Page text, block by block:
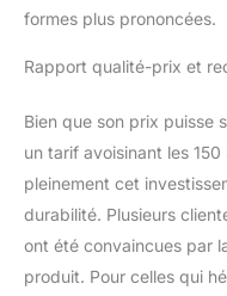
formes plus prononcées.
Rapport qualité-prix et
Bien que son prix puisse
un tarif avoisinant les
pleinement cet
durabilité. Plusieurs
ont été convaincues par
produit. Pour celles qui